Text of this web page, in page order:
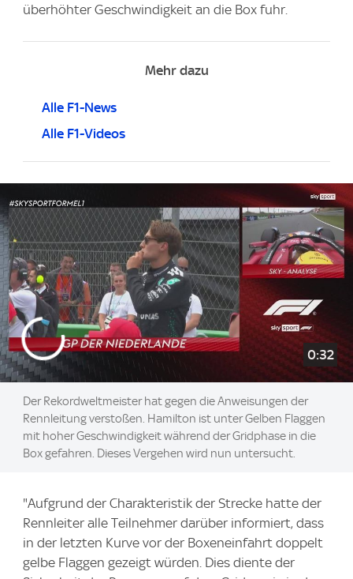
überhöhter Geschwindigkeit an die Box fuhr.
Mehr dazu
Alle F1-News
Alle F1-Videos
0:32
Der Rekordweltmeister hat gegen die Anweisungen der
Rennleitung verstoßen. Hamilton ist unter Gelben Flaggen
mit hoher Geschwindigkeit während der Gridphase in die
Box gefahren. Dieses Vergehen wird nun untersucht.
"Aufgrund der Charakteristik der Strecke hatte der
Rennleiter alle Teilnehmer darüber informiert, dass
in der letzten Kurve vor der Boxeneinfahrt doppelt
gelbe Flaggen gezeigt würden. Dies diente der